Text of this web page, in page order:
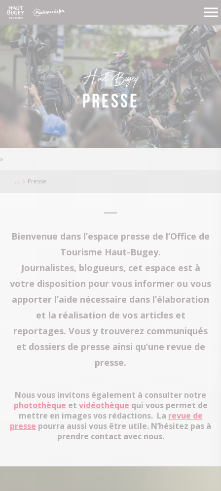
Haut Bugey
Presse
»
Presse
Bienvenue dans l’espace presse de l’Office de
Tourisme Haut-Bugey.
Journalistes, blogueurs, cet espace est à
votre disposition pour vous informer ou vous
apporter l’aide nécessaire dans l’élaboration
et la réalisation de vos articles et
reportages. Vous y trouverez communiqués
et dossiers de presse ainsi qu’une revue de
presse.
Nous vous invitons également à consulter notre
photothèque et vidéothèque qui vous permet de
mettre en images vos rédactions. La revue de
presse pourra aussi vous être utile. N’hésitez pas à
prendre contact avec nous.